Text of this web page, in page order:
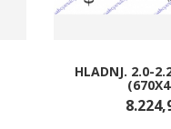
HLADNJ. 2.0-
8.224,